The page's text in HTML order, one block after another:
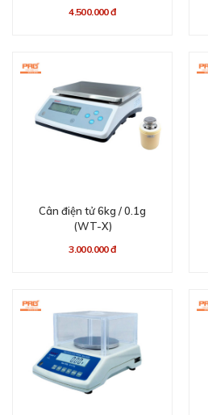
4.500.000 đ
Cân điện tử 6kg / 0.1g
(WT-X)
3.000.000 đ